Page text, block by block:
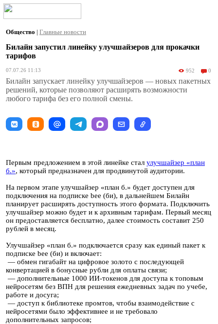
Общество | Главные новости
Билайн запустил линейку улучшайзеров для прокачки
тарифов
07.07.26 11:13 952 0
Билайн запускает линейку улучшайзеров — новых пакетных
решений, которые позволяют расширять возможности
любого тарифа без его полной смены.
Первым предложением в этой линейке стал улучшайзер «план
б.», который предназначен для продвинутой аудитории.
На первом этапе улучшайзер «план б.» будет доступен для
подключения на подписке bee (би), в дальнейшем Билайн
планирует расширять доступность этого формата. Подключить
улучшайзер можно будет и к архивным тарифам. Первый месяц
он предоставляется бесплатно, далее стоимость составит 250
рублей в месяц.
Улучшайзер «план б.» подключается сразу как единый пакет к
подписке bee (би) и включает:
— обмен гигабайт на цифровое золото с последующей
конвертацией в бонусные рубли для оплаты связи;
— дополнительные 1000 ИИ-токенов для доступа к топовым
нейросетям без ВПН для решения ежедневных задач по учебе,
работе и досуга;
— доступ к библиотеке промтов, чтобы взаимодействие с
нейросетями было эффективнее и не требовало
дополнительных запросов;